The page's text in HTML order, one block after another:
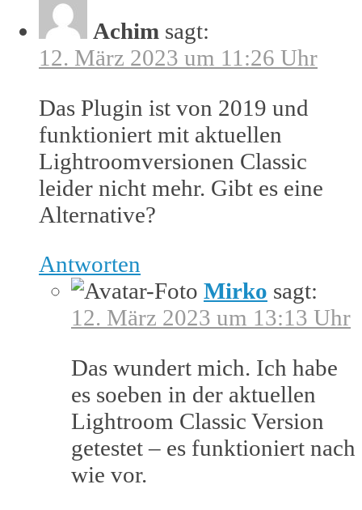
Achim sagt:
12. März 2023 um 11:26 Uhr
Das Plugin ist von 2019 und
funktioniert mit aktuellen
Lightroomversionen Classic
leider nicht mehr. Gibt es eine
Alternative?
Antworten
Mirko sagt:
12. März 2023 um 13:13 Uhr
Das wundert mich. Ich habe
es soeben in der aktuellen
Lightroom Classic Version
getestet – es funktioniert nach
wie vor.